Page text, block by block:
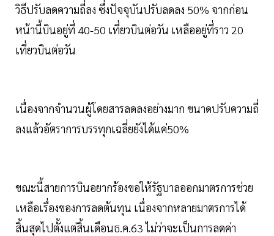
วิธีปรับลดความถี่ลง ซึ่งปัจจุบันปรับลดลง 50% จากก่อน
หน้านี้บินอยู่ที่ 40-50 เที่ยวบินต่อวัน เหลืออยู่ที่ราว 20
เที่ยวบินต่อวัน
เนื่องจากจำนวนผู้โดยสารลดลงอย่างมาก ขนาดปรับความถี่
ลงแล้วอัตราการบรรทุกเฉลี่ยยังได้แค่50%
ขณะนี้สายการบินอยากร้องขอให้รัฐบาลออกมาตรการช่วย
เหลือเรื่องของการลดต้นทุน เนื่องจากหลายมาตรการได้
สิ้นสุดไปตั้งแต่สิ้นเดือนธ.ค.63 ไม่ว่าจะเป็นการลดค่า